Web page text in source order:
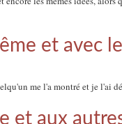
et avec
me l'a montré et je l'ai
et aux